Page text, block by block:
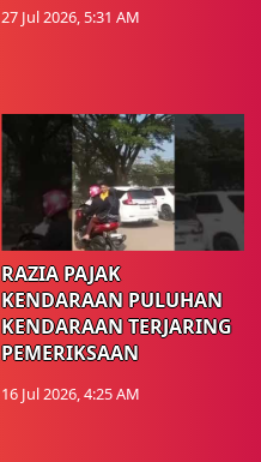
27 Jul 2026, 5:31 AM
RAZIA PAJAK
KENDARAAN PULUHAN
KENDARAAN TERJARING
PEMERIKSAAN
16 Jul 2026, 4:25 AM